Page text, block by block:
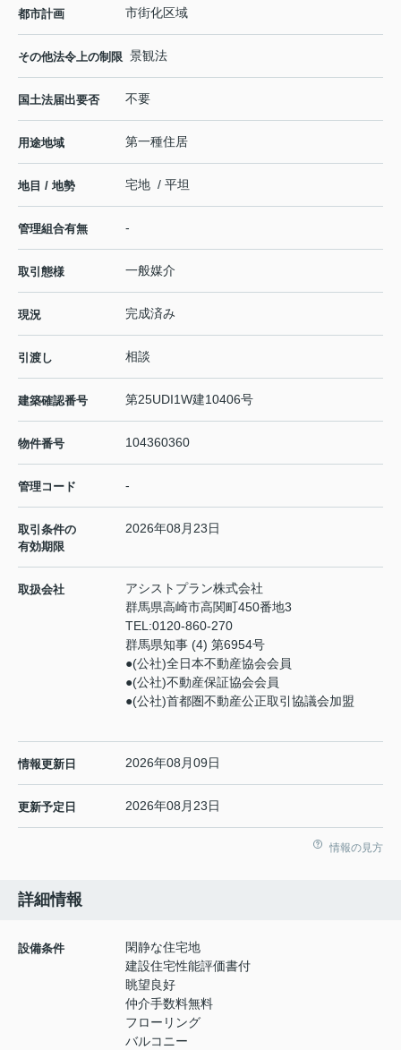
都市計画 市街化区域
その他法令上の制限 景観法
国土法届出要否 不要
用途地域 第一種住居
地目 / 地勢 宅地 / 平坦
管理組合有無 -
取引態様 一般媒介
現況 完成済み
引渡し 相談
建築確認番号 第25UDI1W建10406号
物件番号 104360360
管理コード -
取引条件の
有効期限
2026年08月23日
取扱会社
アシストプラン株式会社
群馬県高崎市高関町450番地3
TEL:0120-860-270
群馬県知事 (4) 第6954号
●(公社)全日本不動産協会会員
●(公社)不動産保証協会会員
●(公社)首都圏不動産公正取引協議会加盟
情報更新日 2026年08月09日
更新予定日 2026年08月23日
情報の見方
詳細情報
設備条件
閑静な住宅地
建設住宅性能評価書付
眺望良好
仲介手数料無料
フローリング
バルコニー